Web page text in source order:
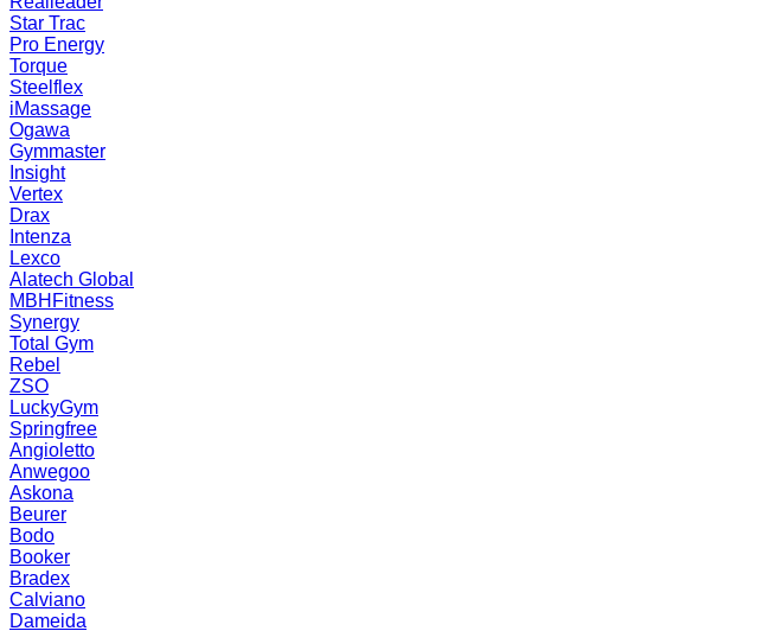
Star Trac
Pro Energy
Torque
Steelflex
iMassage
Ogawa
Gymmaster
Insight
Vertex
Drax
Intenza
Lexco
Alatech Global
MBHFitness
Synergy
Total Gym
Rebel
ZSO
LuckyGym
Springfree
Angioletto
Anwegoo
Askona
Beurer
Bodo
Booker
Bradex
Calviano
Dameida